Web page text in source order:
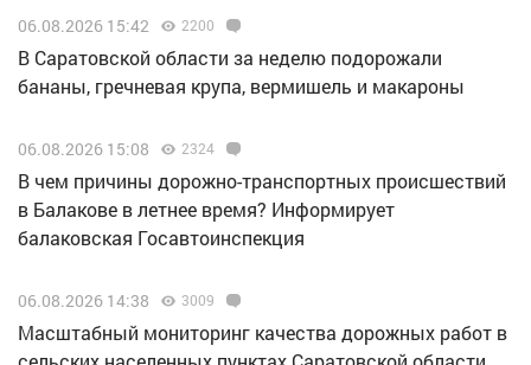
06.08.2026 15:42 2200
В Саратовской области за неделю подорожали
бананы, гречневая крупа, вермишель и макароны
06.08.2026 15:08 2324
В чем причины дорожно-транспортных происшествий
в Балакове в летнее время? Информирует
балаковская Госавтоинспекция
06.08.2026 14:38 3009
Масштабный мониторинг качества дорожных работ в